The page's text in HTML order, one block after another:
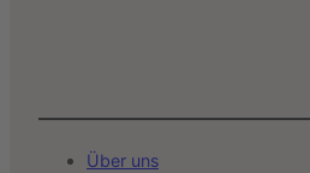
Über uns